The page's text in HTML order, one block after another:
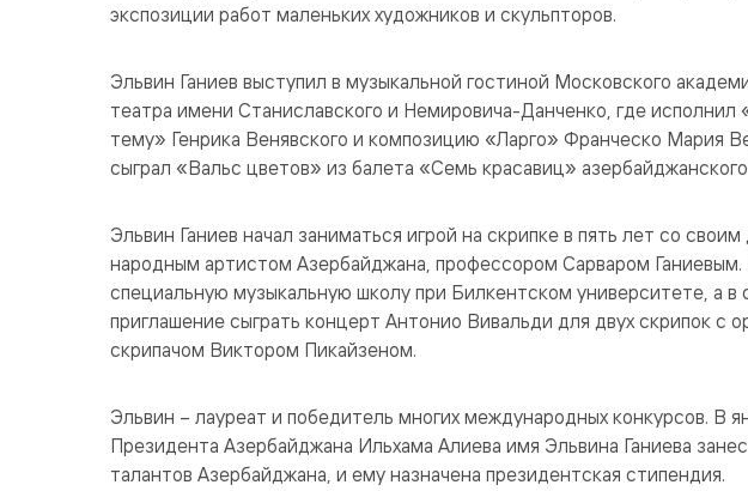
экспозиции работ маленьких художников и скульпторов.
Эльвин Ганиев выступил в музыкальной гостиной Московского
театра имени Станиславского и Немировича-Данченко, где исполнил
тему» Генрика Венявского и композицию «Ларго» Франческо Мария
сыграл «Вальс цветов» из балета «Семь красавиц»
Эльвин Ганиев начал заниматься игрой на скрипке в пять лет со
народным артистом Азербайджана, профессором Сарваром Ганиевым.
специальную музыкальную школу при Билкентском университете, а в
приглашение сыграть концерт Антонио Вивальди для двух скрипок с
скрипачом Виктором Пикайзеном.
Эльвин – лауреат и победитель многих международных конкурсов. В
Президента Азербайджана Ильхама Алиева имя Эльвина Ганиева
талантов Азербайджана, и ему назначена президентская стипендия.